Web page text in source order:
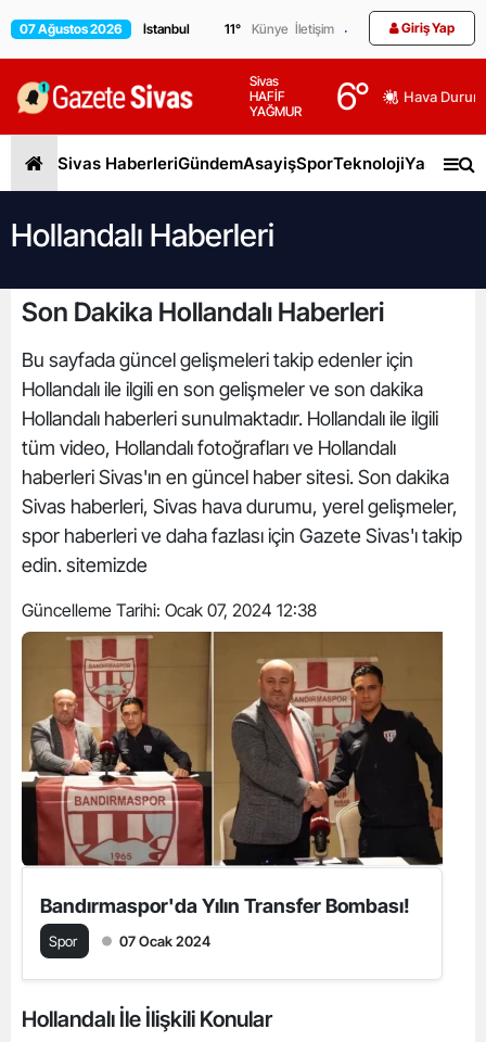
07 Ağustos 2026 11° Künye İletişim Giriş Yap
Sivas
HAFİF
YAĞMUR
6° Hava
Sivas HaberleriGündemAsayişSporTeknolojiYaşam
Hollandalı Haberleri
Son Dakika Hollandalı Haberleri
Bu sayfada güncel gelişmeleri takip edenler için
Hollandalı ile ilgili en son gelişmeler ve son dakika
Hollandalı haberleri sunulmaktadır. Hollandalı ile ilgili
tüm video, Hollandalı fotoğrafları ve Hollandalı
haberleri Sivas'ın en güncel haber sitesi. Son dakika
Sivas haberleri, Sivas hava durumu, yerel gelişmeler,
spor haberleri ve daha fazlası için Gazete Sivas'ı takip
edin. sitemizde
Güncelleme Tarihi: Ocak 07, 2024 12:38
Bandırmaspor'da Yılın Transfer Bombası!
Spor 07 Ocak 2024
Hollandalı İle İlişkili Konular